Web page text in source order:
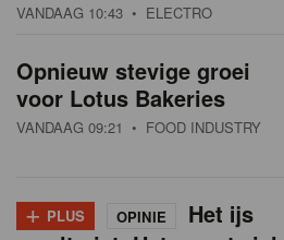
VANDAAG 10:43 • ELECTRO
Opnieuw stevige groei
voor Lotus Bakeries
VANDAAG 09:21 • FOOD INDUSTRY
+ PLUS OPINIE
Het ijs